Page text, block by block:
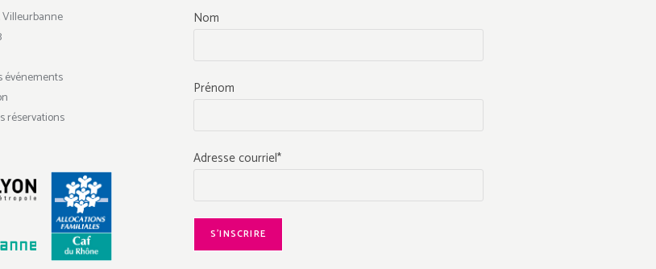
Villeurbanne
événements
réservations
Nom
Prénom
Adresse courriel*